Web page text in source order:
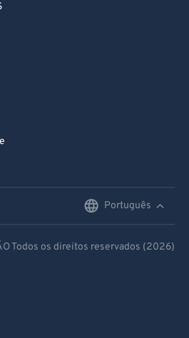
Português
Todos os direitos reservados (2026)